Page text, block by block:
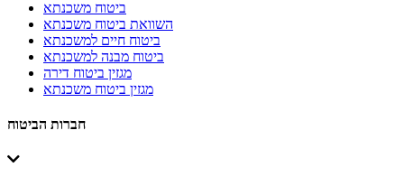
ביטוח משכנתא
השוואת ביטוח משכנתא
ביטוח חיים למשכנתא
ביטוח מבנה למשכנתא
מגזין ביטוח דירה
מגזין ביטוח משכנתא
חברות הביטוח